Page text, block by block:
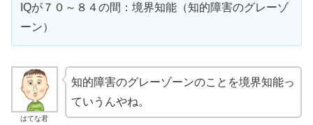
IQが７０～８４の間：境界知能（知的障害のグレーゾ
ーン）
はてな君
知的障害のグレーゾーンのことを境界知能っ
ていうんやね。